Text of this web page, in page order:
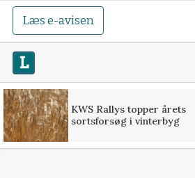
Læs e-avisen
KWS Rallys topper årets
sortsforsøg i vinterbyg